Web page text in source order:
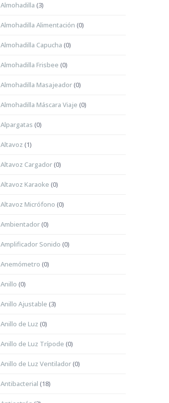
Almohadilla (3)
Almohadilla Alimentación (0)
Almohadilla Capucha (0)
Almohadilla Frisbee (0)
Almohadilla Masajeador(0)
Almohadilla Máscara Viaje (0)
Alpargatas (0)
Altavoz (1)
Altavoz Cargador(0)
Altavoz Karaoke (0)
Altavoz Micrófono (0)
Ambientador(0)
Amplificador Sonido (0)
Anemómetro (0)
Anillo (0)
Anillo Ajustable (3)
Anillo de Luz (0)
Anillo de Luz Trípode (0)
Anillo de Luz Ventilador(0)
Antibacterial (18)